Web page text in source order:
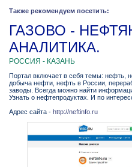
Также рекомендуем посетить:
ГАЗОВО -
АНАЛИТИКА.
РОССИЯ - КАЗАНЬ
Портал включает в себя темы: нефть,
добыча нефти, нефть в России,
заводы. Всегда можно найти
Узнать о нефтепродуктах. И по
Адрес сайта - http://neftinfo.ru